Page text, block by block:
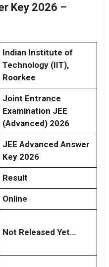
Key 2026 –
Indian Institute of
Technology (IIT),
Roorkee
Joint Entrance
Examination JEE
(Advanced) 2026
JEE Advanced Answer
Key 2026
Result
Online
Not Released Yet…